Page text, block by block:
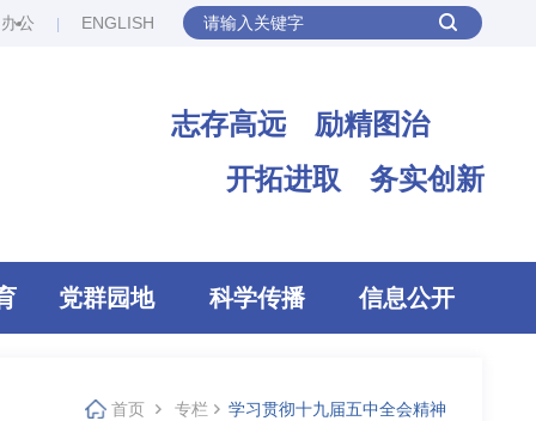
公 ENGLISH
志存高远 励精图治
开拓进取 务实创新
党群园地 科学传播 信息公开
首页 专栏 学习贯彻十九届五中全会精神